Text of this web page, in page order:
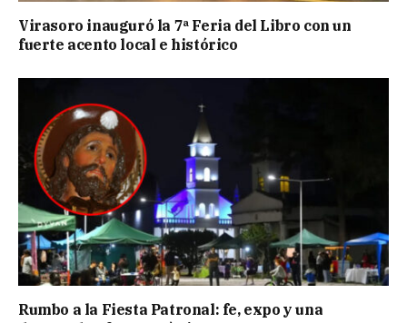
Virasoro inauguró la 7ª Feria del Libro con un
fuerte acento local e histórico
Rumbo a la Fiesta Patronal: fe, expo y una